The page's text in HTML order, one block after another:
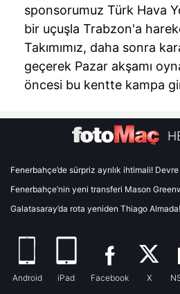
sponsorumuz Türk Hava
bir uçuşla Trabzon'a
Takımımız, daha sonra
geçerek Pazar akşamı
öncesi bu kentte kampa
Fenerbahçe’de sürpriz ayrılık ihtimali!
Fenerbahçe’nin yeni transferi Mason
Galatasaray’da rota yeniden Thiago Almada!
Android iPad Facebook X